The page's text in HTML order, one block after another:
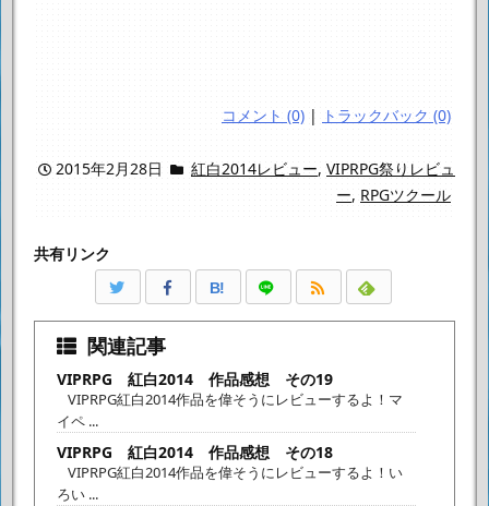
コメント (0) | トラックバック (0)
2015年2月28日 紅白2014レビュー, VIPRPG祭りレビュ
ー, RPGツクール
共有リンク
B!
関連記事
VIPRPG 紅白2014 作品感想 その19
VIPRPG紅白2014作品を偉そうにレビューするよ！マ
イペ ...
VIPRPG 紅白2014 作品感想 その18
VIPRPG紅白2014作品を偉そうにレビューするよ！い
ろい ...